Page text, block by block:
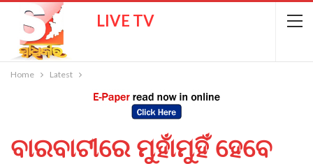
LIVE TV
Home Latest
ବାରବାଟୀରେ ମୁହାଁମୁହିଁ ହେବେ